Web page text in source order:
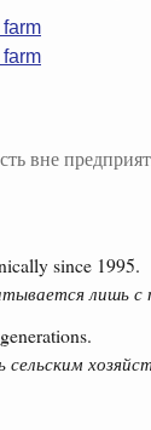
farm
farm
вне
since 1995.
лишь с